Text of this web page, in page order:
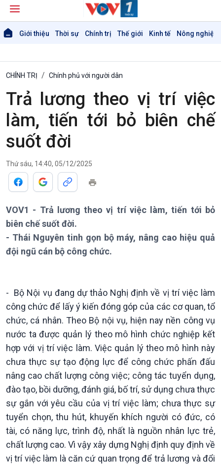
Giới thiệu Thời sự Chính trị Thế giới Kinh tế Nông nghiệp
Giới thiệu
Thời sự 21h30
Chuyên mục
Theo dòng Thời sự
Chính trị
Tin Chính trị
Chính phủ với người dân
Quốc hội với cử tri
Xây dựng đảng
Đảng trong cuộc sống
Nhận diện sự thật
Pháp luật và đời sống
Thế giới
Tin thế giới
Vấn đề quốc tế
Hồ sơ sự kiện quốc tế
Thế giới & Việt Nam
Biên cương - Một dải vững
bền
CHÍNH TRỊ Chính phủ với người dân
Trả lương theo vị trí việc
làm, tiến tới bỏ biên chế
suốt đời
Thứ sáu, 14:40, 05/12/2025
VOV1 - Trả lương theo vị trí việc làm, tiến tới bỏ
biên chế suốt đời.
- Thái Nguyên tinh gọn bộ máy, nâng cao hiệu quả
đội ngũ cán bộ công chức.
- Bộ Nội vụ đang dự thảo Nghị định về vị trí việc làm
công chức để lấy ý kiến đóng góp của các cơ quan, tổ
chức, cá nhân. Theo Bộ nội vụ, hiện nay nền công vụ
nước ta được quản lý theo mô hình chức nghiệp kết
hợp với vị trí việc làm. Việc quản lý theo mô hình này
chưa thực sự tạo động lực để công chức phấn đấu
nâng cao chất lượng công việc; công tác tuyển dụng,
đào tạo, bồi dưỡng, đánh giá, bố trí, sử dụng chưa thực
sự gắn với yêu cầu của vị trí việc làm; chưa thực sự
tuyển chọn, thu hút, khuyến khích người có đức, có
tài, có năng lực, trình độ, nhất là nguồn nhân lực trẻ,
chất lượng cao. Vì vậy xây dựng Nghị định quy định về
vị trí việc làm là căn cứ quan trọng để trả lương và đổi